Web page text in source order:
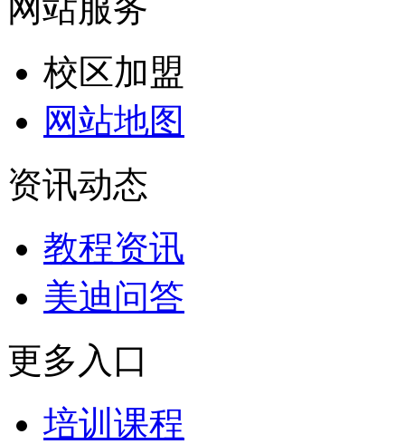
网站服务
校区加盟
网站地图
资讯动态
教程资讯
美迪问答
更多入口
培训课程